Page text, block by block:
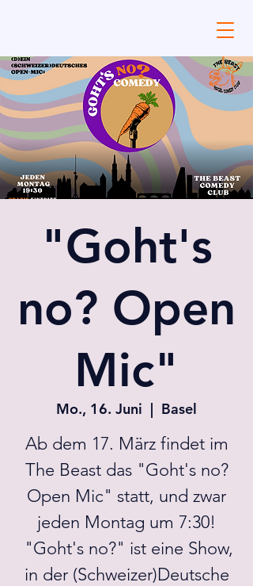
"Goht's
no? Open
Mic"
Mo., 16. Juni
  |
Basel
Ab dem 17. März findet im
The Beast das "Goht's no?
Open Mic" statt, und zwar
jeden Montag um 7:30!
"Goht's no?" ist eine Show,
in der (Schweizer)Deutsche